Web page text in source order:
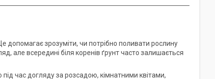
Це допомагає зрозуміти, чи потрібно поливати рослину
але всередині біля коренів ґрунт часто залишається
час догляду за розсадою, кімнатними квітами,